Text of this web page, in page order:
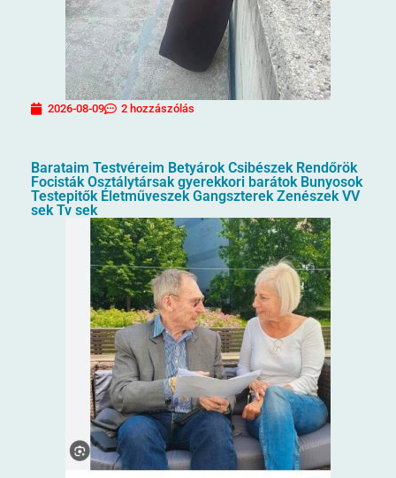
2026-08-09 2 hozzászólás
Barataim Testvéreim Betyárok Csibészek Rendőrök
Focisták Osztálytársak gyerekkori barátok Bunyosok
Testepitők Életműveszek Gangszterek Zenészek VV
sek Tv sek